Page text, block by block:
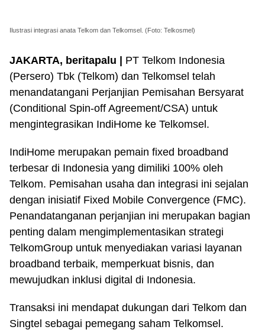
Ilustrasi integrasi anata Telkom dan Telkomsel. (Foto: Telkosmel)
JAKARTA, beritapalu |
PT Telkom Indonesia
(Persero) Tbk (Telkom) dan Telkomsel telah
menandatangani Perjanjian Pemisahan Bersyarat
(Conditional Spin-off Agreement/CSA) untuk
mengintegrasikan IndiHome ke Telkomsel.
IndiHome merupakan pemain fixed broadband
terbesar di Indonesia yang dimiliki 100% oleh
Telkom. Pemisahan usaha dan integrasi ini sejalan
dengan inisiatif Fixed Mobile Convergence (FMC).
Penandatanganan perjanjian ini merupakan bagian
penting dalam mengimplementasikan strategi
TelkomGroup untuk menyediakan variasi layanan
broadband terbaik, memperkuat bisnis, dan
mewujudkan inklusi digital di Indonesia.
Transaksi ini mendapat dukungan dari Telkom dan
Singtel sebagai pemegang saham Telkomsel.